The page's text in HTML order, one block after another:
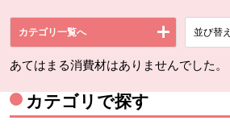
カテゴリ一覧へ 並び替え
あてはまる消費材はありませんでした。
カテゴリで探す